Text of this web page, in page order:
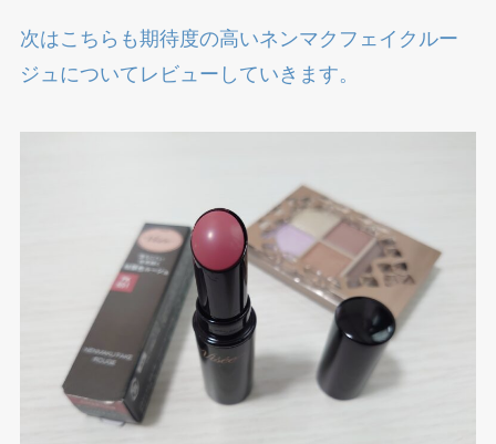
次はこちらも期待度の高いネンマクフェイクルー
ジュについてレビューしていきます。